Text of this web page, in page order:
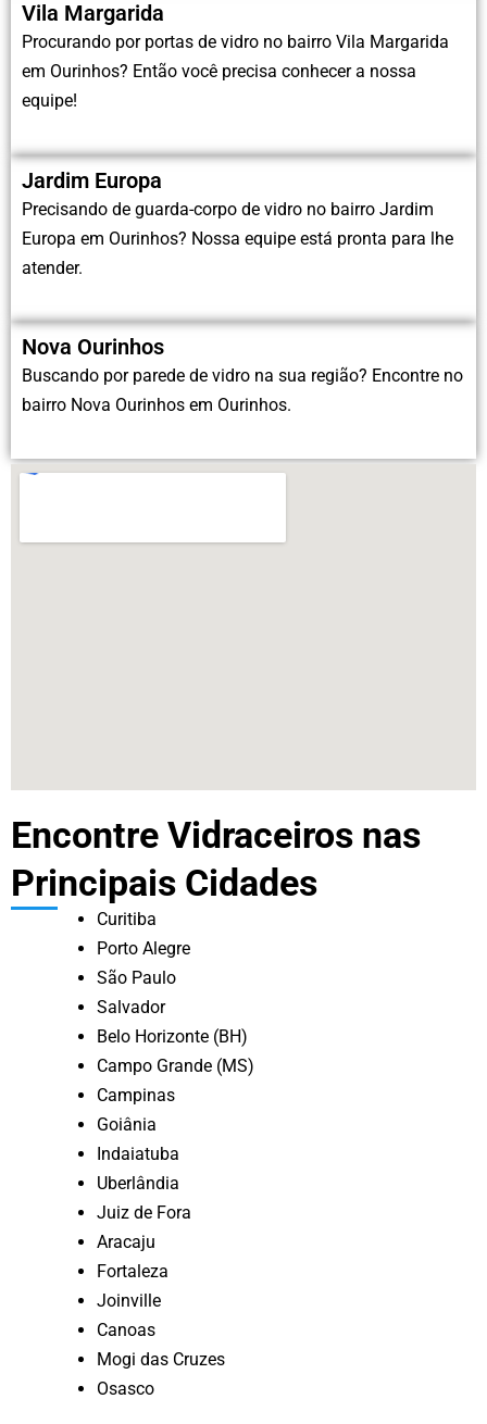
Vila Margarida
Procurando por portas de vidro no bairro Vila Margarida
em Ourinhos? Então você precisa conhecer a nossa
equipe!
Jardim Europa
Precisando de guarda-corpo de vidro no bairro Jardim
Europa em Ourinhos? Nossa equipe está pronta para lhe
atender.
Nova Ourinhos
Buscando por parede de vidro na sua região? Encontre no
bairro Nova Ourinhos em Ourinhos.
Encontre Vidraceiros nas
Principais Cidades
Curitiba
Porto Alegre
São Paulo
Salvador
Belo Horizonte (BH)
Campo Grande (MS)
Campinas
Goiânia
Indaiatuba
Uberlândia
Juiz de Fora
Aracaju
Fortaleza
Joinville
Canoas
Mogi das Cruzes
Osasco